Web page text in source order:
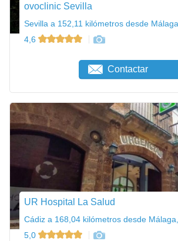
ovoclinic Sevilla
Sevilla a 152,11 kilómetros desde
4,6
Contactar
UR Hospital La Salud
Cádiz a 168,04 kilómetros desde
5,0